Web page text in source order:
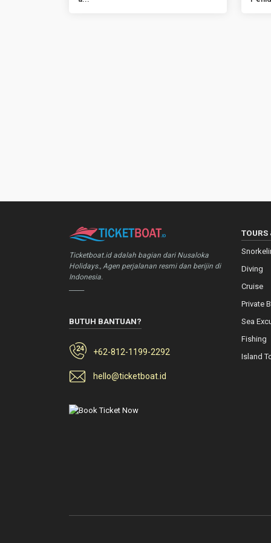
Ticketboat.id adalah bagian dari Nusaloka
Holidays., Agen perjalanan resmi dan berijin di
Indonesia.
BUTUH BANTUAN?
+62-812-1199-2292
hello@ticketboat.id
TOURS
Diving
Cruise
Private
Sea
Fishing
Island